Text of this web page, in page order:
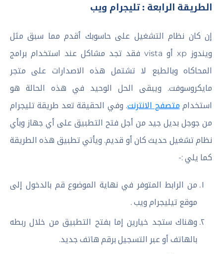
الطريقة الرابعة : تليجرام ويب
إن كان نظام التشغيل على حاسوبك أقدم مما سبق مثل
ويندوز xp أو vista فقد تجد مشاكل عند استخدام برامج
المحاكاه وبالطبع لا تشتمل هذه الاصدارات على متجر
مايكروسوفت. ويبقى الحل الوحيد في هذه الحالة هو
استخدام متصفح الانترنت. وفي الحقيقة تعد طريقة تليجرام
من جوجل بديل جيد من أجل فتح التطبيق على أي جهاز وبأي
نظام تشغيل حديث كان أو قديم. ويأتي تطبيق هذه الطريقة
كما يلي :-
من الرابط المتوفر في نهاية الموضوع قم بالدخول إلى
موقع تيليجرام ويب .
وهناك ستجد خيارين إما بفتح التطبيق من خلال ربطه
بالهاتف أو عبر التسجيل برقم هاتف جديد.